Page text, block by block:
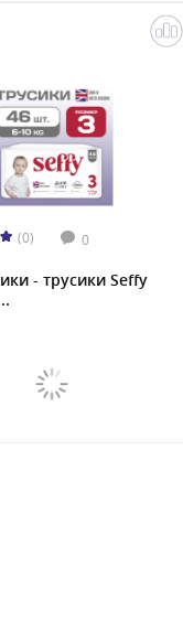
(0) 0
- трусики Seffy